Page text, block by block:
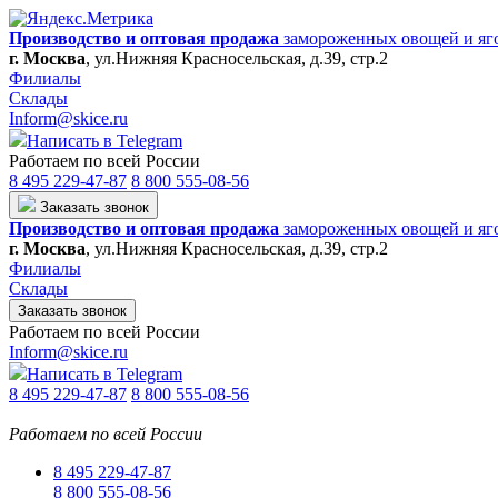
Производство и оптовая продажа замороженных овощей и
г. Москва, ул.Нижняя Красносельская, д.39, стр.2
Филиалы
Склады
Inform@skice.ru
Написать в Telegram
Работаем по всей России
8 495 229-47-87 8 800 555-08-56
Заказать звонок
Производство и оптовая продажа замороженных овощей и
г. Москва, ул.Нижняя Красносельская, д.39, стр.2
Филиалы
Склады
Заказать звонок
Работаем по всей России
Inform@skice.ru
Написать в Telegram
8 495 229-47-87 8 800 555-08-56
Работаем по всей России
8 495 229-47-87
8 800 555-08-56